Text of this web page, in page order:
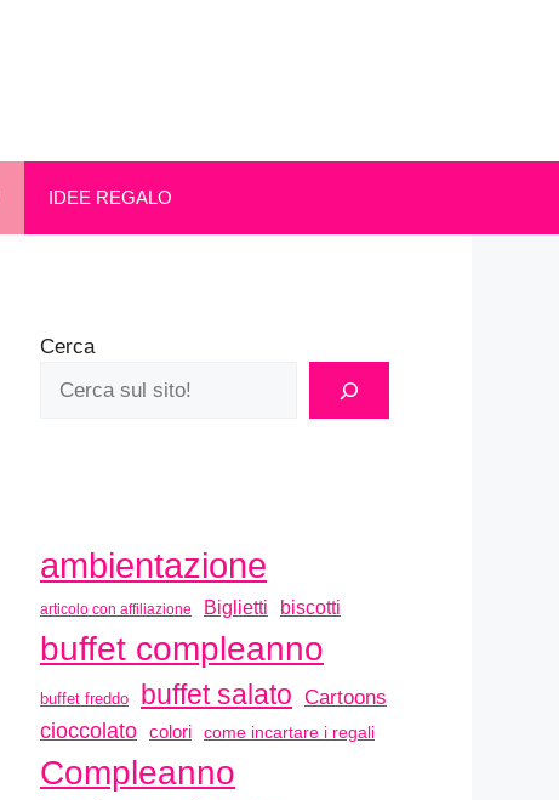
IDEE REGALO
Cerca
ambientazione
articolo con affiliazione Biglietti biscotti
buffet compleanno
buffet freddo buffet salato Cartoons
cioccolato colori come incartare i regali
Compleanno